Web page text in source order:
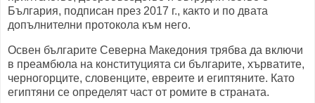
България, подписан през 2017 г., както и по двата
допълнителни протокола към него.
Освен българите Северна Македония трябва да включи
в преамбюла на конституцията си българите, хърватите,
черногорците, словенците, евреите и египтяните. Като
египтяни се определят част от ромите в страната.